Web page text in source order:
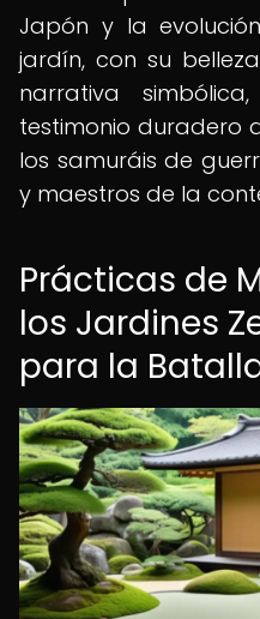
Japón y la
jardín, con su
narrativa
testimonio duradero
los samuráis de
y maestros de la
Prácticas de
los Jardines
para la